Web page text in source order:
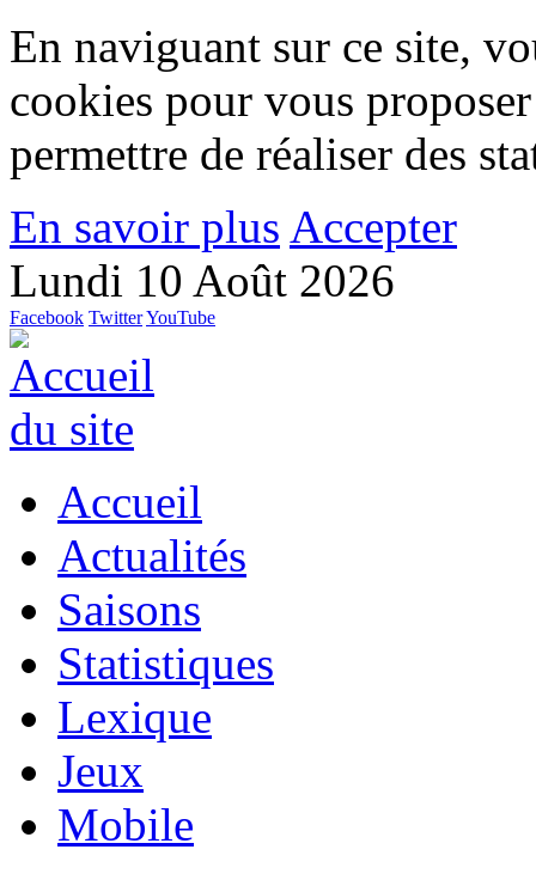
En naviguant sur ce site,
cookies pour vous
permettre de réaliser des
En savoir plus Accepter
Lundi 10 Août 2026
Facebook TwitterYouTube
Accueil
Actualités
Saisons
Statistiques
Lexique
Jeux
Mobile